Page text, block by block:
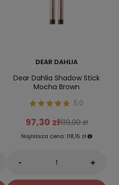
DEAR DAHLIA
Dear Dahlia Shadow Stick
Mocha Brown
5.0
97,30 zł139,00 zł
Najniższa cena: 118,15 zł
- +